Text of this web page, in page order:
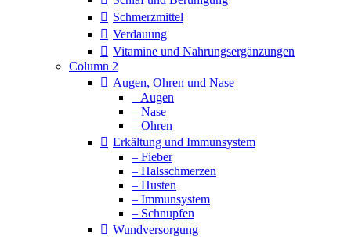
Schmerzmittel
Verdauung
Vitamine und Nahrungsergänzungen
Column 2
Augen, Ohren und Nase
– Augen
– Nase
– Ohren
Erkältung und Immunsystem
– Fieber
– Halsschmerzen
– Husten
– Immunsystem
– Schnupfen
Wundversorgung